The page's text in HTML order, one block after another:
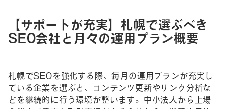
【サポートが充実】札幌で選ぶべき
SEO会社と月々の運用プラン概要
札幌でSEOを強化する際、毎月の運用プランが充実し
ている企業を選ぶと、コンテンツ更新やリンク分析な
どを継続的に行う環境が整います。中小法人から上場